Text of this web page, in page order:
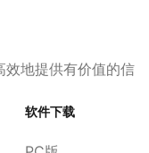
效地提供有价值的信
软件下载